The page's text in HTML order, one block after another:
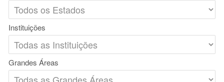
Instituições
Grandes Áreas